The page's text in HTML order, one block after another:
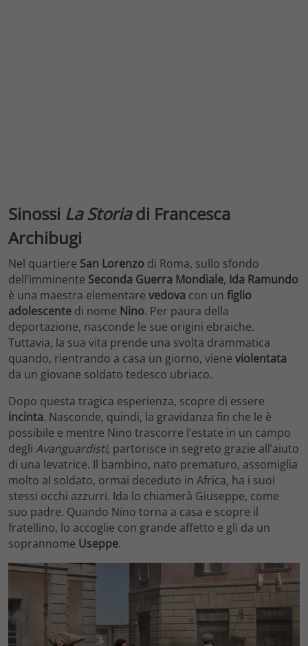
Sinossi La Storiadi Francesca
Archibugi
Nel quartiere San Lorenzo di Roma, sullo sfondo
dell’imminente Seconda Guerra Mondiale, Ida Ramundo
è una maestra elementare vedova con un figlio
adolescente di nome Nino. Per paura della
deportazione, nasconde le sue origini ebraiche.
Tuttavia, la sua vita prende una svolta drammatica
quando, rientrando a casa un giorno, viene violentata
da un giovane soldato tedesco ubriaco.
Dopo questa tragica esperienza, scopre di essere
incinta. Nasconde, quindi, la gravidanza fin che le è
possibile e mentre Nino trascorre l’estate in un campo
degli Avanguardisti, partorisce in segreto grazie all’aiuto
di una levatrice. Il bambino, nato prematuro, assomiglia
molto al soldato, ormai deceduto in Africa, ha i suoi
stessi occhi azzurri. Ida lo chiamerà Giuseppe, come
suo padre. Quando Nino torna a casa e scopre il
fratellino, lo accoglie con grande affetto e gli da un
soprannome Useppe.